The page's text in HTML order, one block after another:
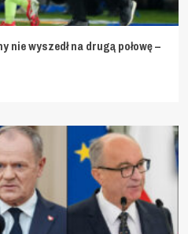
wyszedł na drugą połowę –